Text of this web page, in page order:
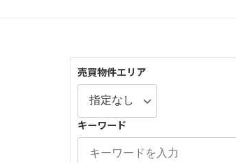
売買物件エリア
キーワード